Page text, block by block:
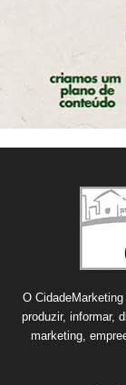
O
produzir, informar,
marketing,